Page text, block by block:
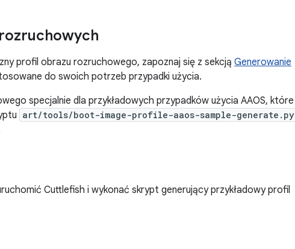
profil obrazu rozruchowego, zapoznaj się z sekcją Generowanie
do swoich potrzeb przypadki użycia.
specjalnie dla przykładowych przypadków użycia AAOS, które
art/tools/boot-image-profile-aaos-sample-generate.py
Cuttlefish i wykonać skrypt generujący przykładowy profil